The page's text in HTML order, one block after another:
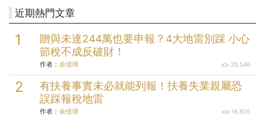
近期熱門文章
贈與未達244萬也要申報？4大地雷別踩 小心
節稅不成反破財！
作者： 余佳璋 25,546
有扶養事實未必就能列報！扶養失業親屬恐
誤踩報稅地雷
作者： 余佳璋 16,605